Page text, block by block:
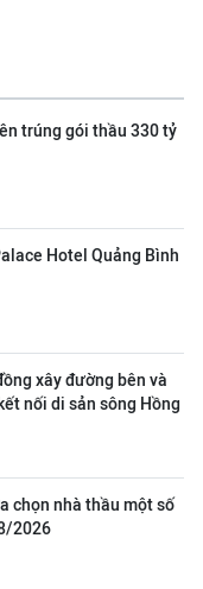
trúng gói thầu 330 tỷ
Hotel Quảng Bình
xây đường bên và
nối di sản sông Hồng
chọn nhà thầu một số
2026